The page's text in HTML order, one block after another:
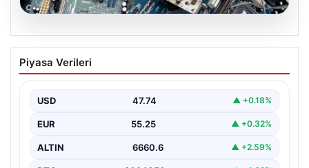
Kurumsal Elektronik Dönüşümü ve
Sürdürülebilir Hizmetleri
şirketler altyapı parklarını sürekli aralıklarla
yenilemektedir. Söz konusu yenileme süreçlerinde…
Piyasa Verileri
USD 47.74 ▲ +0.18%
EUR 55.25 ▲ +0.32%
ALTIN 6660.6 ▲ +2.59%